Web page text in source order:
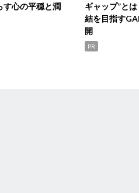
心の平穏と潤
ギャップ”と
結を目指す
開
PR